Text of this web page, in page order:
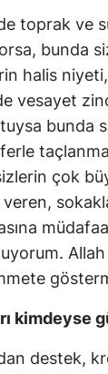
toprak ve
bunda
halis
vesayet
bunda
çok
kimdeyse
destek,